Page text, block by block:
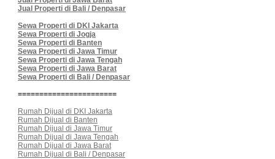
Jual Properti di Bali / Denpasar
Sewa Properti di DKI Jakarta
Sewa Properti di Jogja
Sewa Properti di Banten
Sewa Properti di Jawa Timur
Sewa Properti di Jawa Tengah
Sewa Properti di Jawa Barat
Sewa Properti di Bali / Denpasar
=======================
Rumah Dijual di DKI Jakarta
Rumah Dijual di Banten
Rumah Dijual di Jawa Timur
Rumah Dijual di Jawa Tengah
Rumah Dijual di Jawa Barat
Rumah Dijual di Bali / Denpasar